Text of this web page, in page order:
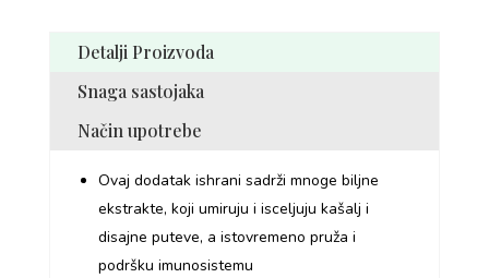
Detalji Proizvoda
Snaga sastojaka
Način upotrebe
Ovaj dodatak ishrani sadrži mnoge biljne
ekstrakte, koji umiruju i isceljuju kašalj i
disajne puteve, a istovremeno pruža i
podršku imunosistemu